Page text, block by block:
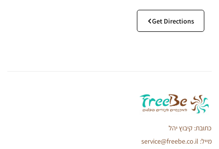
Get Directions
כתובת: קיבוץ יהל
מייל: service@freebe.co.il